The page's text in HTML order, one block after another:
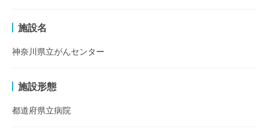
施設名
神奈川県立がんセンター
施設形態
都道府県立病院